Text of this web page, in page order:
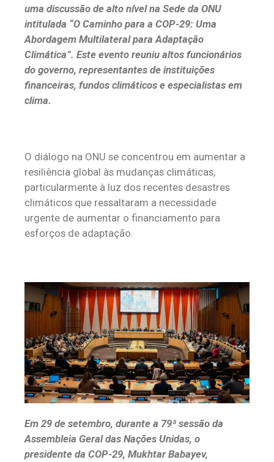
uma discussão de alto nível na Sede da ONU
intitulada “O Caminho para a COP-29: Uma
Abordagem Multilateral para Adaptação
Climática”. Este evento reuniu altos funcionários
do governo, representantes de instituições
financeiras, fundos climáticos e especialistas em
clima.
O diálogo na ONU se concentrou em aumentar a
resiliência global às mudanças climáticas,
particularmente à luz dos recentes desastres
climáticos que ressaltaram a necessidade
urgente de aumentar o financiamento para
esforços de adaptação.
Em 29 de setembro, durante a 79ª sessão da
Assembleia Geral das Nações Unidas, o
presidente da COP-29, Mukhtar Babayev,